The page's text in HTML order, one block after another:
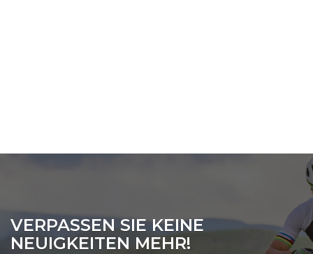
VERPASSEN SIE KEINE
NEUIGKEITEN MEHR!